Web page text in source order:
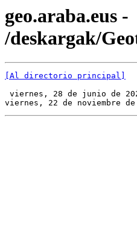
geo.araba.eus -
/deskargak/
[Al directorio principal]
viernes, 28 de junio de
viernes, 22 de noviembre